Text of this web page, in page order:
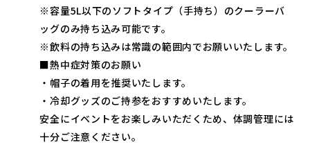
※容量5L以下のソフトタイプ（手持ち）のクーラーバ
ッグのみ持ち込み可能です。
※飲料の持ち込みは常識の範囲内でお願いいたします。
■熱中症対策のお願い
・帽子の着用を推奨いたします。
・冷却グッズのご持参をおすすめいたします。
安全にイベントをお楽しみいただくため、体調管理には
十分ご注意ください。